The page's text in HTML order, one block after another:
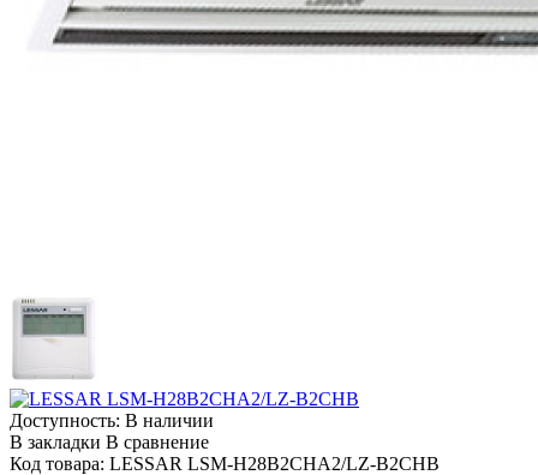
Доступность: В наличии
В закладки В сравнение
Код товара: LESSAR LSM-H28B2CHA2/LZ-B2CHB